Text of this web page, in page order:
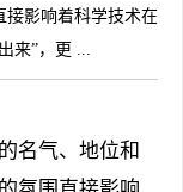
接影响着科学技术在
来”，更 ...
名气、地位和